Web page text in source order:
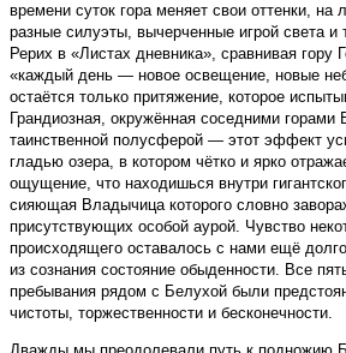
времени суток гора меняет свои оттенки, на
разные силуэты, вычерченные игрой света
Рерих в «Листах дневника», сравнивая гору
«каждый день — новое освещение, новые
остаётся только притяжение, которое
Грандиозная, окружённая соседними горами
таинственной полусферой — этот эффект
гладью озера, в котором чётко и ярко
ощущение, что находишься внутри
сияющая Владычица которого словно
присутствующих особой аурой. Чувство
происходящего оставалось с нами ещё
из сознания состояние обыденности. Все
пребывания рядом с Белухой были
чистоты, торжественности и бесконечности.